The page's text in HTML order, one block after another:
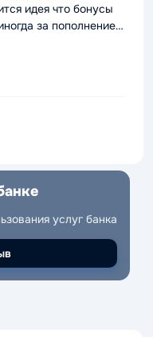
идея что бонусы
за пополнение
но
и не плачу
услуг банка
идея что бонусы
за пополнение
но
и не плачу
услуг банка